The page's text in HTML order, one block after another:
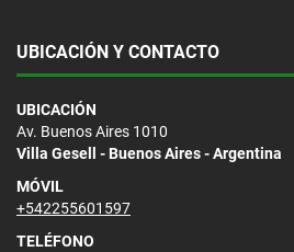
UBICACIÓN Y CONTACTO
UBICACIÓN
Av. Buenos Aires 1010
Villa Gesell - Buenos Aires - Argentina
MÓVIL
+542255601597
TELÉFONO